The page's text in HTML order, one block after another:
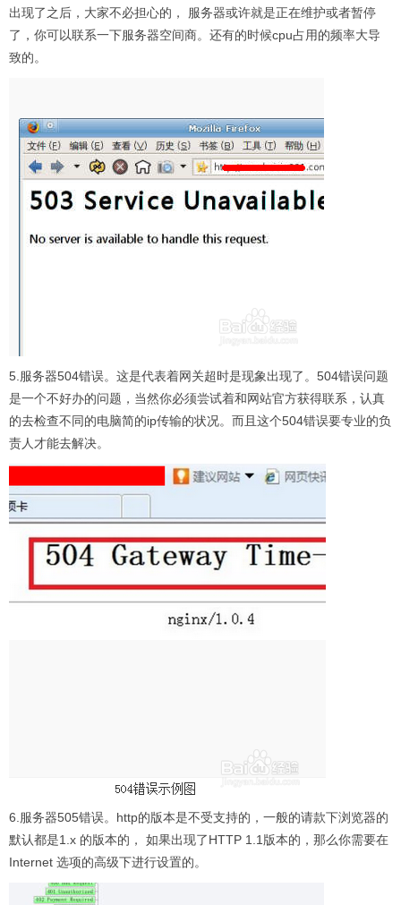
出现了之后，大家不必担心的， 服务器或许就是正在维护或者暂停
了，你可以联系一下服务器空间商。还有的时候cpu占用的频率大导
致的。
5.服务器504错误。这是代表着网关超时是现象出现了。504错误问题
是一个不好办的问题，当然你必须尝试着和网站官方获得联系，认真
的去检查不同的电脑简的ip传输的状况。而且这个504错误要专业的负
责人才能去解决。
6.服务器505错误。http的版本是不受支持的，一般的请款下浏览器的
默认都是1.x 的版本的， 如果出现了HTTP 1.1版本的，那么你需要在
Internet 选项的高级下进行设置的。